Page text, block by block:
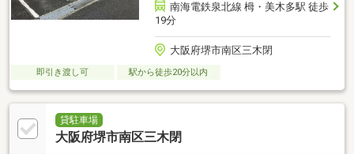
南海電鉄泉北線 栂・美木多駅 徒歩
19分
大阪府堺市南区三木閉
即引き渡し可 駅から徒歩20分以内
貸駐車場
大阪府堺市南区三木閉